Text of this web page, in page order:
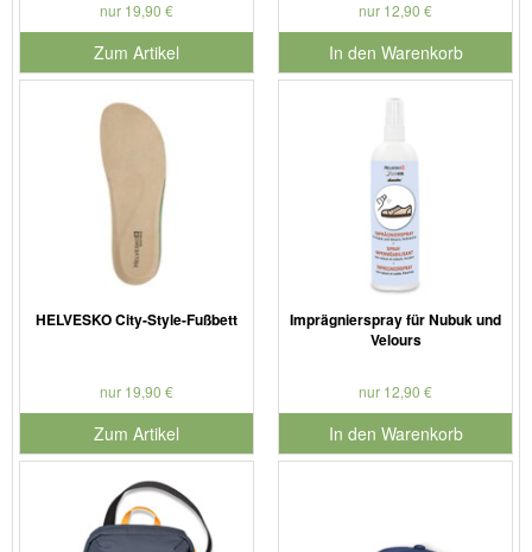
nur 19,90 €
Zum Artikel
nur 12,90 €
In den Warenkorb
für Produktnummer 901127
HELVESKO City-Style-Fußbett
nur 19,90 €
Zum Artikel
Imprägnierspray für Nubuk und
Velours
nur 12,90 €
In den Warenkorb
für Produktnummer 901179